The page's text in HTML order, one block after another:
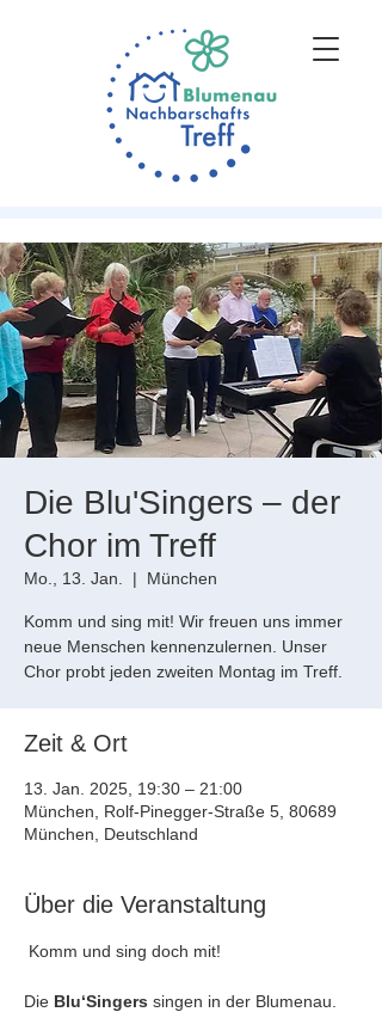
Die Blu'Singers – der
Chor im Treff
Mo., 13. Jan.
  |
München
Komm und sing mit! Wir freuen uns immer
neue Menschen kennenzulernen. Unser
Chor probt jeden zweiten Montag im Treff.
Zeit & Ort
13. Jan. 2025, 19:30 – 21:00
München, Rolf-Pinegger-Straße 5, 80689
München, Deutschland
Über die Veranstaltung
Komm und sing doch mit!
Die Blu‘Singers singen in der Blumenau.